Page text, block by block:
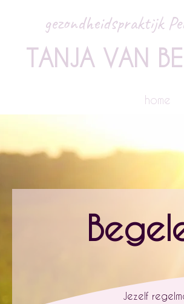
gezondheidspraktijk
TANJA VAN
home
Jezelf